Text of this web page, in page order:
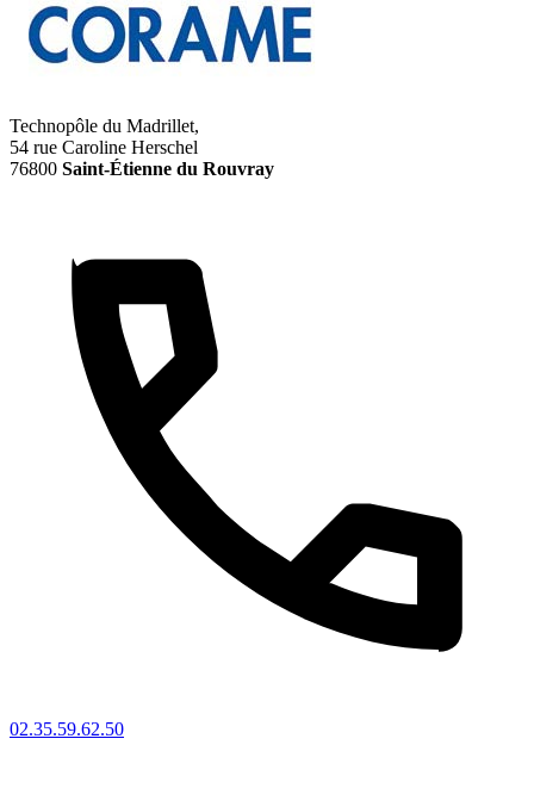
Technopôle du Madrillet,
54 rue Caroline Herschel
76800 Saint-Étienne du Rouvray
02.35.59.62.50